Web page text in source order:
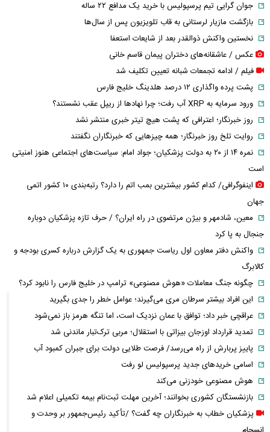
جوان گرایی تیم پرسپولیس با خرید یک مدافع ۲۲ ساله
بازگشت مازیار لرستانی به قاب تلویزیون پس از سال‌ها
نخستین واکنش ذوالقدر بعد از شایعات استعفا
عکس / عاشقانه‌های دختران پیمان قاسم خانی
فیلم / ادامه تجمعات شبانه تعیین تکلیف شد
پشت پرده واگذاری ۱۲ درصد هلدینگ خلیج فارس
ورود سرمایه به XRP آب رفت؛ چرا نهادها از ریپل عقب نشستند؟
روز خبرنگار؛ اعترافی که پشت هیچ تیتر خبری منتشر نشد
روایت تلخ روز خبرنگار؛ همه چیزهایی که خبرنگاران نگفتند
نمره ۱۴ از ۲۰ به دولت پزشکیان؛ جواد امام: سیاست‌های اجتماعی هنوز امنیتی
است
اینفوگرافی/ کدام کشور بیشترین بمب اتم را دارد؟ رتبه‌بندی ۱۰ کشور اتمی
جهان
معین، شادمهر و بیژن مرتضوی در راه ایران؟ / حرف تازه پزشکیان دوباره
جنجال به پا کرد
واکنش دفتر معاون اول ریاست جمهوری به یک گزارش درباره کسری بودجه و
کالابرگ
چگونه جنگ معاملات «هوش مصنوعی» ترامپ در خلیج فارس را نابود کرد؟
این افراد بیشتر سرطان مری می‌گیرند؛ عوامل خطر را جدی بگیرید
عراقچی خبر داد؛ توافق با عمان نزدیک است، اما تنگه هرمز باز نمی‌شود
تمدید قرارداد اوزجان بیزاتی با استقلال؛ مربی ترک‌تبار ماندنی شد
پاییز پربارش از راه می‌رسد/ فرصت طلایی دولت برای جبران کمبود آب
اسامی خریدهای جدید پرسپولیس لو رفت
هوش مصنوعی خودزنی می‌کند
بازنشستگان کشوری بخوانند؛ آخرین مهلت ثبت‌نام بیمه تکمیلی اعلام شد
پزشکیان خطاب به خبرنگاران چه گفت؟ /تأکید رئیس‌جمهور بر وحدت و